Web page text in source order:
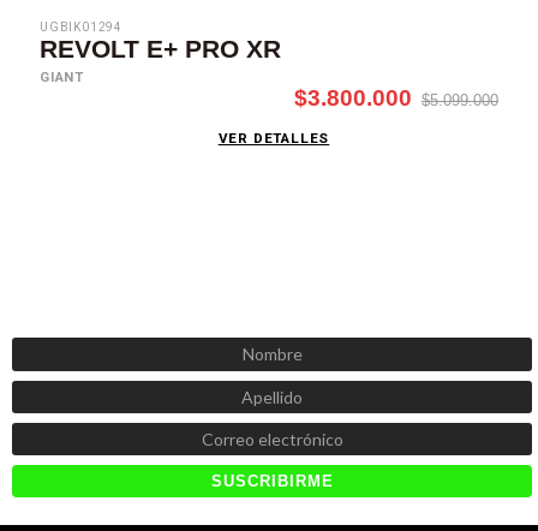
UGBIK01294
REVOLT E+ PRO XR
GIANT
$3.800.000 $5.099.000
VER DETALLES